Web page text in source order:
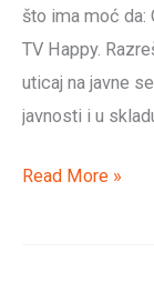
što ima moć da:
TV Happy.
uticaj na javne
javnosti i u
#05
Read More »